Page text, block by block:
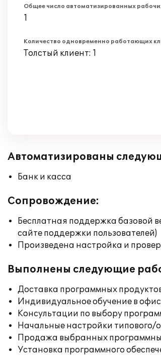
Общее число автоматизированных
1
Количество одновременно работающих
Толстый клиент: 1
Автоматизированы
Банк и касса
Сопровождение:
Бесплатная поддержка базовой
сайте поддержки пользователей)
Произведена настройка и
Выполнены следующие
Доставка программных
Индивидуальное обучение в
Консультации по выбору
Начальные настройки типового/
Продажа выбранных
Установка программного